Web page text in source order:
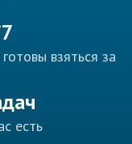
взяться за
есть